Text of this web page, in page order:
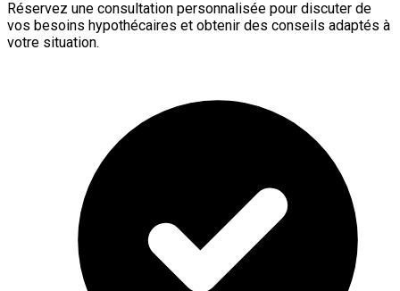
Réservez une consultation personnalisée pour discuter de
vos besoins hypothécaires et obtenir des conseils adaptés à
votre situation.